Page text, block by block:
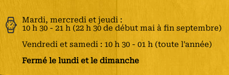
Mardi, mercredi et jeudi :
10 h 30 - 21 h (22 h 30 de début mai à fin septembre)
Vendredi et samedi : 10 h 30 - 01 h (toute l'année)
Fermé le lundi et le dimanche